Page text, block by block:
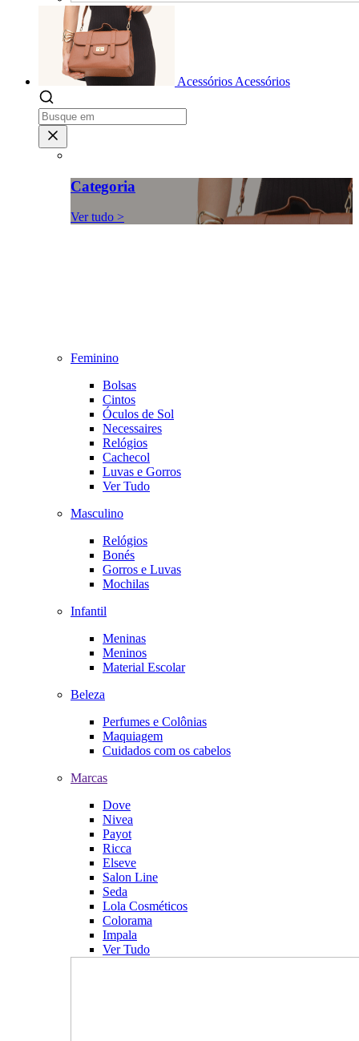
Acessórios Acessórios
Categoria
Ver tudo >
Feminino
Bolsas
Cintos
Óculos de Sol
Necessaires
Relógios
Cachecol
Luvas e Gorros
Ver Tudo
Masculino
Relógios
Bonés
Gorros e Luvas
Mochilas
Infantil
Meninas
Meninos
Material Escolar
Beleza
Perfumes e Colônias
Maquiagem
Cuidados com os cabelos
Marcas
Dove
Nivea
Payot
Ricca
Elseve
Salon Line
Seda
Lola Cosméticos
Colorama
Impala
Ver Tudo